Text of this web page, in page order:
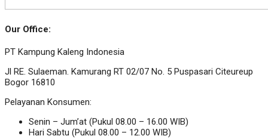
Our Office:
PT Kampung Kaleng Indonesia
Jl RE. Sulaeman. Kamurang RT 02/07 No. 5 Puspasari Citeureup
Bogor 16810
Pelayanan Konsumen:
Senin – Jum’at (Pukul 08.00 – 16.00 WIB)
Hari Sabtu (Pukul 08.00 – 12.00 WIB)